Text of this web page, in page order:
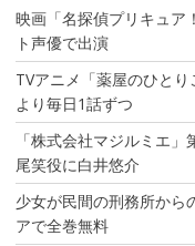
映画「名探偵プリキュア
ト声優で出演
TVアニメ「薬屋のひと
より毎日1話ずつ
「株式会社マジルミエ
尾笑役に白井悠介
少女が民間の刑務所から
アで全巻無料